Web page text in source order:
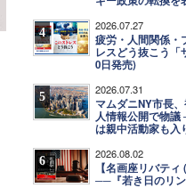
4 2026.07.27
疲労・人間関係
レスどう抜こう「
0日発売)
5 2026.07.31
マムダニNY市長
人情報公開で物議
は親中活動家も入
6 2026.08.02
【名画座リバテ
──『若き日のリン